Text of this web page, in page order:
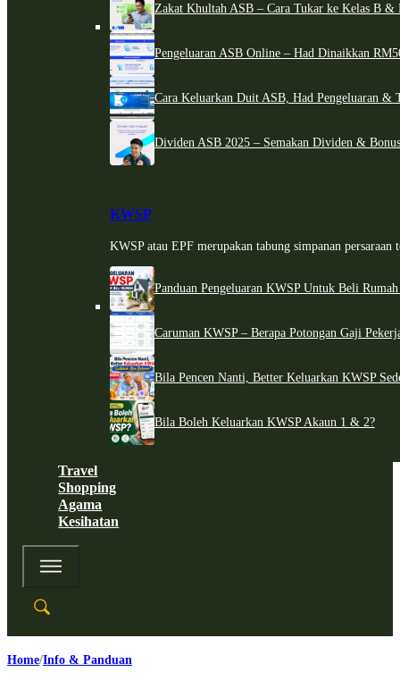
Zakat Khultah ASB – Cara Tukar ke Kelas B &
Pengeluaran ASB Online – Had Dinaikkan
Cara Keluarkan Duit ASB, Had Pengeluaran &
Dividen ASB 2025 – Semakan Dividen &
KWSP
KWSP atau EPF merupakan tabung simpanan persaraan
Panduan Pengeluaran KWSP Untuk Beli
Caruman KWSP – Berapa Potongan Gaji
Bila Pencen Nanti, Better Keluarkan KWSP
Bila Boleh Keluarkan KWSP Akaun 1 & 2?
Travel
Shopping
Agama
Kesihatan
Home Info & Panduan